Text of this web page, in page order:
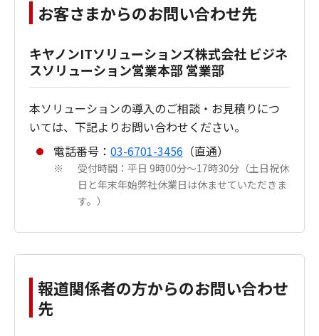
お客さまからのお問い合わせ先
キヤノンITソリューションズ株式会社 ビジネ
スソリューション営業本部 営業部
本ソリューションの導入のご相談・お見積りにつ
いては、下記よりお問い合わせください。
電話番号： 03-6701-3456 （直通）
※
受付時間：平日 9時00分～17時30分（土日祝休
日と年末年始弊社休業日は休ませていただきま
す。）
報道関係者の方からのお問い合わせ
先